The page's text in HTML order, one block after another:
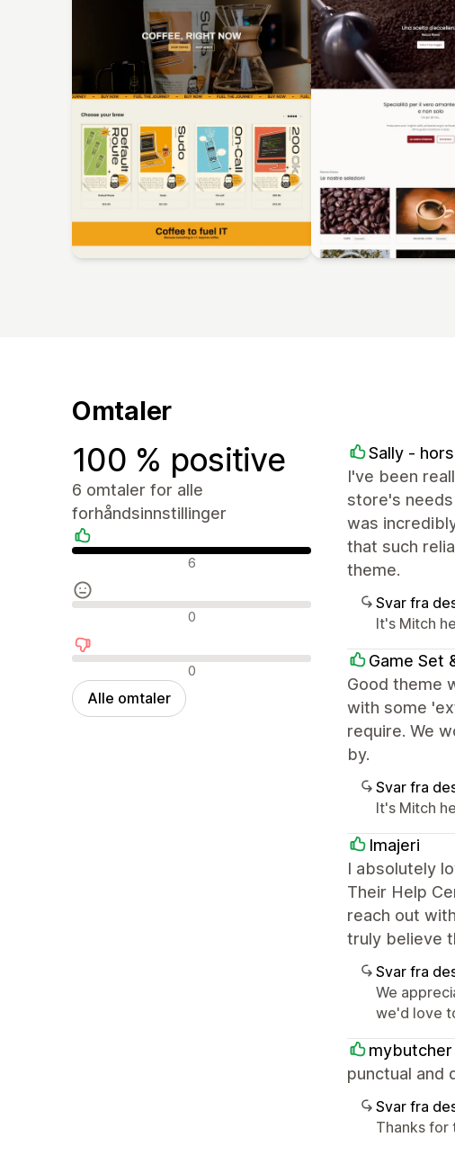
Omtaler
100 % positive
6 omtaler for alle
forhåndsinnstillinger
Positive omtaler 6
Nøytrale omtaler 0
Negative omtaler 0
Alle omtaler
Sally -
I've been
store's
was
that such
theme.
Svar fra
It's Mitch
Game Set
Good theme
with some
require. We
by.
Svar fra
It's Mitch
Imajeri
I absolutely
Their Help
reach out
truly believe
Svar fra
We
we'd love
mybutcher
punctual and
Svar fra
Thanks for